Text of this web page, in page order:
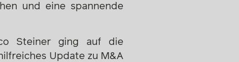
und eine spannende
Steiner ging auf die
Update zu M&A